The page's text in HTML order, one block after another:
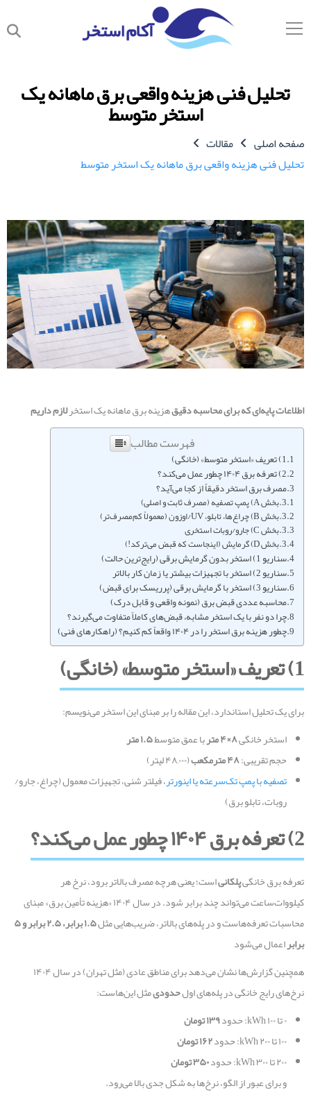
تحلیل فنی هزینه واقعی برق ماهانه یک
استخر متوسط
صفحه اصلی
مقالات
تحلیل فنی هزینه واقعی برق ماهانه یک استخر متوسط
اطلاعات پایه‌ای که برای محاسبه دقیقهزینه برق ماهانه یک استخرلازم داریم
فهرست مطالب
1) تعریف «استخر متوسط» (خانگی)
2) تعرفه برق ۱۴۰۴ چطور عمل می‌کند؟
مصرف برق استخر دقیقاً از کجا می‌آید؟
بخش A) پمپ تصفیه (مصرف ثابت و اصلی)
بخش B) چراغ‌ها، تابلو، UV/اوزون (معمولاً کم‌مصرف‌تر)
بخش C) جارو/روبات استخری
بخش D) گرمایش (اینجاست که قبض می‌ترکد!)
سناریو 1) استخر بدون گرمایش برقی (رایج‌ترین حالت)
سناریو 2) استخر با تجهیزات بیشتر یا زمان کار بالاتر
سناریو 3) استخر با گرمایش برقی (پرریسک برای قبض)
محاسبه عددی قبض برق (نمونه واقعی و قابل درک)
چرا دو نفر با یک استخر مشابه، قبض‌های کاملاً متفاوت می‌گیرند؟
چطور هزینه برق استخر را در ۱۴۰۴ واقعاً کم کنیم؟ (راهکارهای فنی)
1) تعریف «استخر متوسط» (خانگی)
برای یک تحلیل استاندارد، این مقاله را بر مبنای این استخر می‌نویسم:
استخر خانگی۸×۴متربا عمق متوسط۱.۵متر
حجم تقریبی:۴۸مترمکعب(۴۸,۰۰۰ لیتر)
تصفیه با پمپ تک‌سرعته یا اینورتر، فیلتر شنی، تجهیزات معمول (چراغ، جارو/
روبات، تابلو برق)
2) تعرفه برق۱۴۰۴چطور عمل می‌کند؟
تعرفه برق خانگیپلکانیاست؛ یعنی هرچه مصرف بالاتر برود، نرخ هر
کیلووات‌ساعت می‌تواند چند برابر شود. در سال ۱۴۰۴ «هزینه تأمین برق» مبنای
محاسبات تعرفه‌هاست و در پله‌های بالاتر، ضریب‌هایی مثل۱.۵برابر،۲.۵برابر و۵
برابراعمال می‌شود
همچنین گزارش‌ها نشان می‌دهد برای مناطق عادی (مثل تهران) در سال ۱۴۰۴
نرخ‌های رایج خانگی در پله‌های اولحدودیمثل این‌هاست:
۰ تا ۱۰۰ kWh: حدود
۱۳۹تومان
۱۰۰ تا ۲۰۰ kWh: حدود
۱۶۲تومان
۲۰۰ تا ۳۰۰ kWh: حدود
۳۵۰تومان
و برای عبور از الگو، نرخ‌ها به شکل جدی بالا می‌رود.